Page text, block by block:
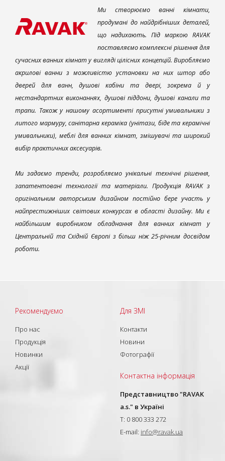
Ми створюємо ванні кімнати,
продумані до найдрібніших деталей,
що надихають. Під маркою RAVAK
поставляємо комплексні рішення для
сучасних ванних кімнат у вигляді цілісних концепцій. Виробляємо
акрилові ванни з можливістю установки на них штор або
дверей для ванн, душові кабіни та двері, зокрема й у
нестандартних виконаннях, душові піддони, душові канали та
трапи. Також у нашому асортименті присутні умивальники з
литого мармуру, санітарна кераміка (унітази, біде та керамічні
умивальники), меблі для ванних кімнат, змішувачі та широкий
вибір практичних аксесуарів.
Ми задаємо тренди, розробляємо унікальні технічні рішення,
запатентовані технології та матеріали. Продукція RAVAK з
оригінальним авторським дизайном постійно бере участь у
найпрестижніших світових конкурсах в області дизайну. Ми є
найбільшим виробником обладнання для ванних кімнат у
Центральній та Східній Європі з більш ніж 25-річним досвідом
роботи.
Рекомендуємо
Про нас
Продукція
Новинки
Акції
Для ЗМІ
Контакти
Новини
Фотографії
Контактна інформація
Представництво "RAVAK
a.s." в Україні
T: 0 800 333 272
E-mail: info@ravak.ua